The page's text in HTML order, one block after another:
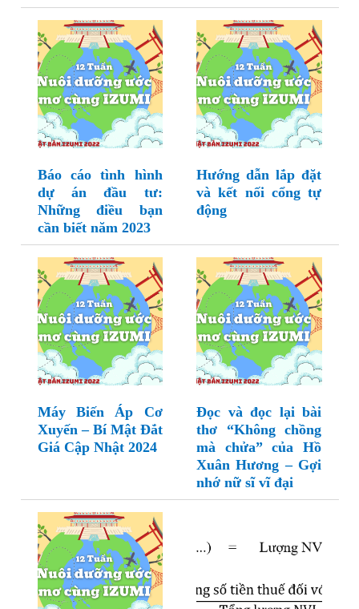
Báo cáo tình hình
dự án đầu tư:
Những điều bạn
cần biết năm 2023
Hướng dẫn lắp đặt
và kết nối cổng tự
động
Máy Biến Áp Cơ
Xuyến – Bí Mật Đắt
Giá Cập Nhật 2024
Đọc và đọc lại bài
thơ “Không chồng
mà chửa” của Hồ
Xuân Hương – Gợi
nhớ nữ sĩ vĩ đại